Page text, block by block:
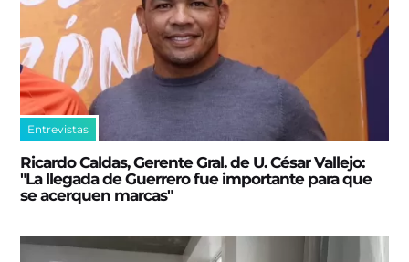
Entrevistas
Ricardo Caldas, Gerente Gral. de U. César Vallejo:
"La llegada de Guerrero fue importante para que
se acerquen marcas"